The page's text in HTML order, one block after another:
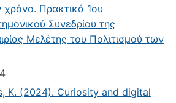
Πρακτικά 1ου
Συνεδρίου της
Μελέτης του Πολιτισμού των
K. (2024). Curiosity and digital